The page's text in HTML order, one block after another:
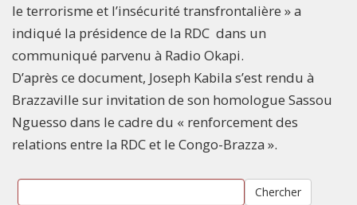
le terrorisme et l’insécurité transfrontalière » a
indiqué la présidence de la RDC dans un
communiqué parvenu à Radio Okapi.
D’après ce document, Joseph Kabila s’est rendu à
Brazzaville sur invitation de son homologue Sassou
Nguesso dans le cadre du « renforcement des
relations entre la RDC et le Congo-Brazza ».
Chercher